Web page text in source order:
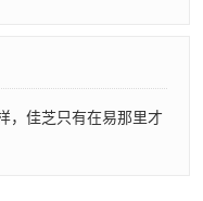
，佳芝只有在易那里才